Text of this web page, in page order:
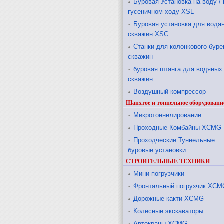
Буровая Установка на воду /
гусеничном ходу XSL
Буровая установка для
скважин XSC
Станки для колонкового
скважин
буровая штанга для водяных
скважин
Воздушный компрессор
Шанхтое и тоннельное
Микротоннелирование
Проходные Комбайны XCMG
Проходческие Туннельные
буровые установки
СТРОИТЕЛЬНЫЕ ТЕХНИКИ
Мини-погрузчики
Фронтальный погрузчик
Дорожные какти XCMG
Колесные экскаваторы